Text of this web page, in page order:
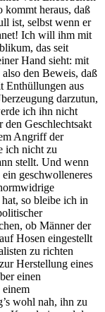
kommt heraus, daß
ist, selbst wenn er
Ich will ihm mit
das seit
Hand sieht: mit
den Beweis, daß
Enthüllungen aus
darzutun,
ich ihn nicht
Geschlechtsakt
Angriff der
ich nicht zu
stellt. Und wenn
geschwolleneres
so bleibe ich in
ob Männer der
Hosen eingestellt
zu richten
Herstellung eines
einen
einem
wohl nah, ihn zu